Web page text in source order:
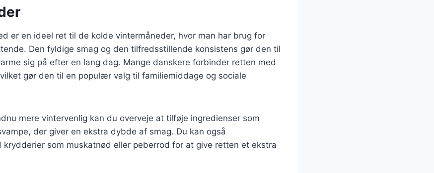
er en ideel ret til de kolde vintermåneder, hvor man har brug for
Den fyldige smag og den tilfredsstillende konsistens gør den til
sig på efter en lang dag. Mange danskere forbinder retten med
gør den til en populær valg til familiemiddage og sociale
mere vintervenlig kan du overveje at tilføje ingredienser som
der giver en ekstra dybde af smag. Du kan også
krydderier som muskatnød eller peberrod for at give retten et ekstra